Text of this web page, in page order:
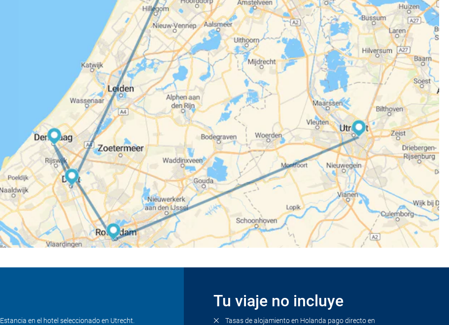
Estancia en el hotel seleccionado en Utrecht.
Tu viaje no incluye
Tasas de alojamiento en Holanda pago directo en